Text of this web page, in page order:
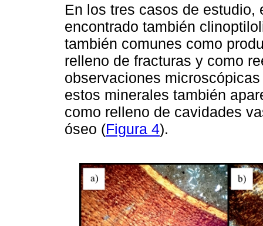
En los tres casos de
encontrado también
también comunes como
relleno de fracturas y como
observaciones
estos minerales también
como relleno de cavidades
óseo (Figura 4).